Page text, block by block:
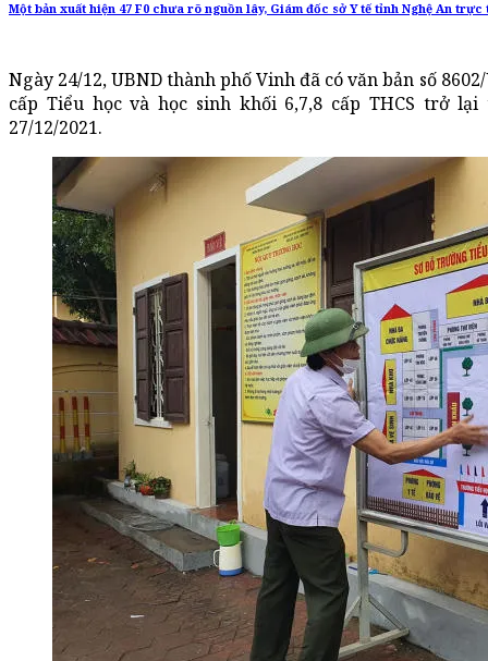
Một bản xuất hiện 47 F0 chưa rõ nguồn lây, Giám đốc sở Y tế tỉnh Nghệ An
Ngày 24/12, UBND thành phố Vinh đã có văn bản số
cấp Tiểu học và học sinh khối 6,7,8 cấp THCS trở
27/12/2021.